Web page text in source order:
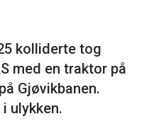
kolliderte tog
med en traktor på
Gjøvikbanen.